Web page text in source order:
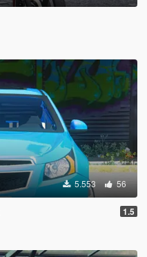
5.553 56
1.5